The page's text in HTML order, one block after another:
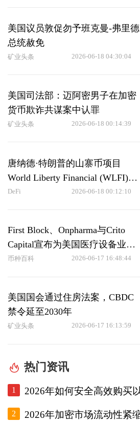
美国议员敦促勿予班克曼-弗里德
总统赦免
矿业头条 2026-06-18 04:30:04
美国司法部：迈阿密男子在加密
货币欺诈共谋案中认罪
矿业头条 2026-06-18 00:14:39
唐纳德·特朗普的山寨币项目
World Liberty Financial (WLFI)正
筹备在美国获得重大批准！
DeFi 2026-06-18 00:12:10
First Block、Onpharma与Crito
Capital宣布为美国医疗设备业务
推出首个Solana STO（6月17日）
币种百科 2026-06-17 16:48:44
美国国会通过住房法案，CBDC
禁令延至2030年
矿业头条 2026-06-17 16:13:59
热门资讯
1
2